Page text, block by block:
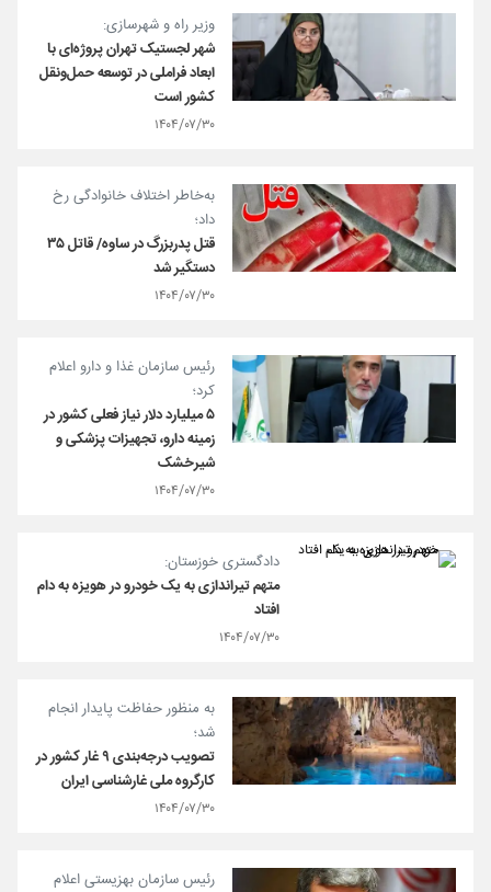
وزیر راه و شهرسازی:
شهر لجستیک تهران پروژه‌ای با
ابعاد فراملی در توسعه حمل‌ونقل
کشور است
۱۴۰۴/۰۷/۳۰
به‌خاطر اختلاف خانوادگی رخ
داد؛
قتل پدربزرگ در ساوه/ قاتل ۳۵
دستگیر شد
۱۴۰۴/۰۷/۳۰
رئیس سازمان غذا و دارو اعلام
کرد؛
۵ میلیارد دلار نیاز فعلی کشور در
زمینه دارو، تجهیزات پزشکی و
شیرخشک
۱۴۰۴/۰۷/۳۰
دادگستری خوزستان:
متهم تیراندازی به یک خودرو در هویزه به دام
افتاد
۱۴۰۴/۰۷/۳۰
به منظور حفاظت پایدار انجام
شد؛
تصویب درجه‌بندی ۹ غار کشور در
کارگروه ملی غارشناسی ایران
۱۴۰۴/۰۷/۳۰
رئیس سازمان بهزیستی اعلام